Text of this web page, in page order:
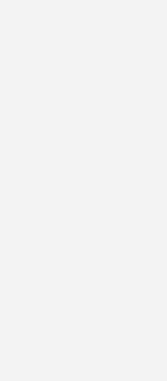
Engpässen werden
benachrichtigt,
der Applikation
wie
Das heißt, dass sie
ermitteln
hinaus speichern sie
Zeitraum, so
wie Grafana
von
werden können.
und wie
& Software-